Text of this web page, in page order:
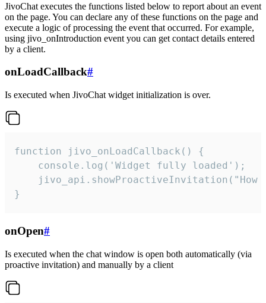
JivoChat executes the functions listed below to report about an event
on the page. You can declare any of these functions on the page and
execute a logic of processing the event that occurred. For example,
using jivo_onIntroduction event you can get contact details entered
by a client.
onLoadCallback#
Is executed when JivoChat widget initialization is over.
function jivo_onLoadCallback() {
    console.log('Widget fully loaded');
jivo_api.showProactiveInvitation("How
}
onOpen#
Is executed when the chat window is open both automatically (via
proactive invitation) and manually by a client